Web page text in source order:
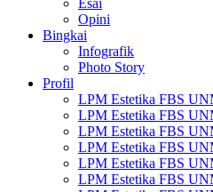
Esai
Opini
Bingkai
Infografik
Photo Story
Profil
LPM Estetika FBS
LPM Estetika FBS
LPM Estetika FBS
LPM Estetika FBS
LPM Estetika FBS
LPM Estetika FBS